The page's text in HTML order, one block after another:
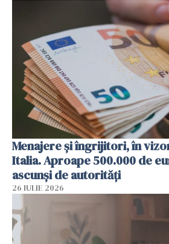
Menajere și îngrijitori, în
Italia. Aproape 500.000 de
ascunși de autorități
26 IULIE 2026